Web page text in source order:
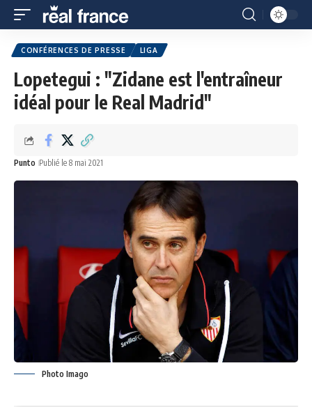
CONFÉRENCES DE PRESSE LIGA
Lopetegui : "Zidane est l'entraîneur
idéal pour le Real Madrid"
Punto Publié le 8 mai 2021
Photo Imago